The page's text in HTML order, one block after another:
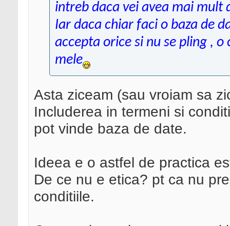
intreb daca vei avea mai mult
Iar daca chiar faci o baza de
accepta orice si nu se pling ,
mele
Asta ziceam (sau vroiam sa
Includerea in termeni si
pot vinde baza de date.
Ideea e o astfel de practica
De ce nu e etica? pt ca nu
conditiile.